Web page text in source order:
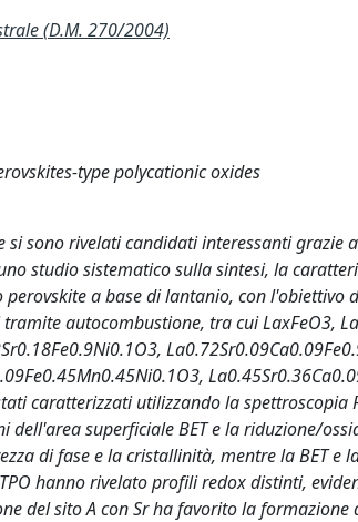
(D.M. 270/2004)
type polycationic oxides
si sono rivelati candidati interessanti
studio sistematico sulla sintesi, la
a base di lantanio, con l'obiettivo
autocombustione, tra cui LaxFeO3,
caratterizzati utilizzando la spettroscopia
dell'area superficiale BET e la riduzione/
di fase e la cristallinità, mentre la BET
hanno rivelato profili redox distinti,
del sito A con Sr ha favorito la